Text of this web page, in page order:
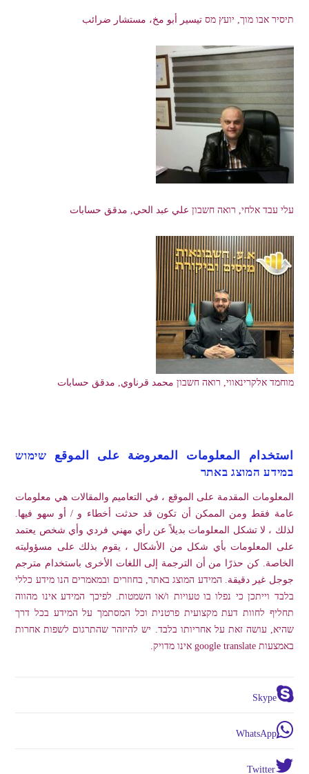
תיסיר אבו מוך, יועץ מס تيسير أبو مخ، مستشار ضرائب
עלי עבד אלחי, רואה חשבון علي عبد الحي, مدقق حسابات
מוחמד אלקרינאווי, רואה חשבון محمد قرناوي, مدقق حسابات
استخدام المعلومات المعروضة على الموقع שימוש
במידע המוצג באתר
المعلومات المقدمة على الموقع ، في التعاميم والمقالات هي معلومات
عامة فقط ومن الممكن أن تكون قد حدثت أخطاء و / أو سهو فيها.
لذلك ، لا تشكل المعلومات بديلاً عن رأي مهني فردي وأي شخص يعتمد
على المعلومات بأي شكل من الأشكال ، يقوم بذلك على مسؤوليته
الخاصة. كن حذرًا من أن الترجمة إلى اللغات الأخرى باستخدام مترجم
جوجل غير دقيقة. המידע המוצג באתר, בחוזרים ובמאמרים הנו מידע כללי
בלבד וייתכן כי נפלו בו טעויות ו/או השמטות. לפיכך המידע אינו מהווה
תחליף לחוות דעת מקצועית פרטנית וכל המסתמך על המידע בכל דרך
שהיא, עושה זאת על אחריותו בלבד. יש להיזהר שהתרגום לשפות אחרות
באמצעות google translate אינו מדויק.
Skype
WhatsApp
Twitter